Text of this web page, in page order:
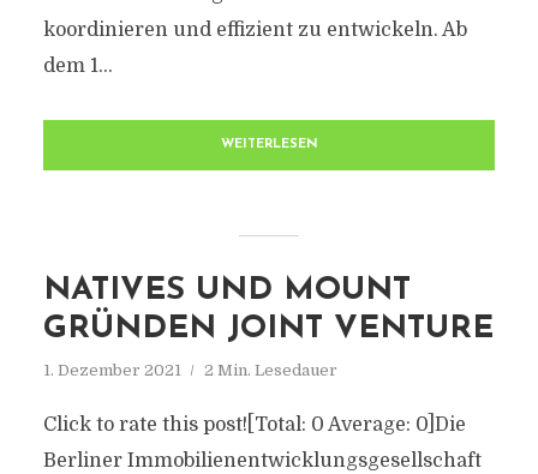
koordinieren und effizient zu entwickeln. Ab
dem 1...
WEITERLESEN
NATIVES UND MOUNT
GRÜNDEN JOINT VENTURE
1. Dezember 2021 2 Min. Lesedauer
Click to rate this post![Total: 0 Average: 0]Die
Berliner Immobilienentwicklungsgesellschaft